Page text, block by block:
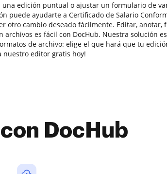
una edición puntual o ajustar un formulario de
puede ayudarte a Certificado de Salario
otro cambio deseado fácilmente. Editar, anotar,
archivos es fácil con DocHub. Nuestra solución es
de archivo: elige el que hará que tu
nuestro editor gratis hoy!
DocHub